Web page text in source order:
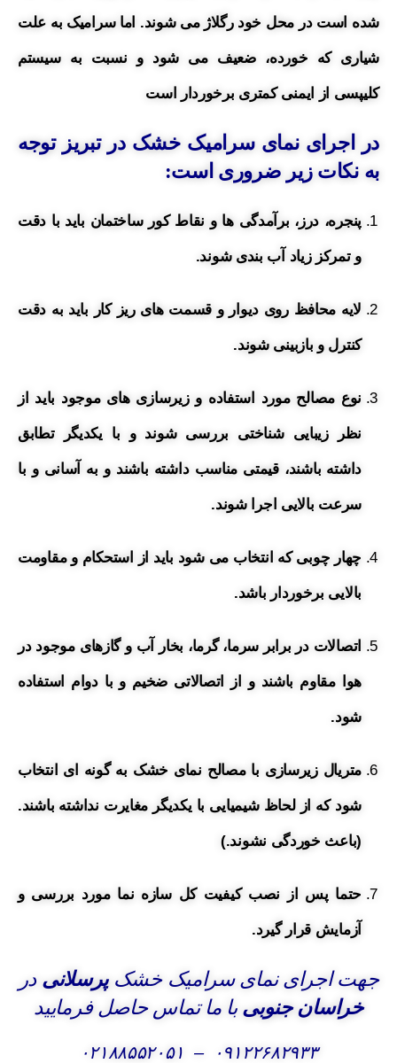
شده است در محل خود رگلاژ می شوند. اما سرامیک به علت
شیاری که خورده، ضعیف می شود و نسبت به سیستم
کلیپسی از ایمنی کمتری برخوردار است
در اجرای نمای سرامیک خشک در تبریز توجه
به نکات زیر ضروری است:
پنجره، درز، برآمدگی ها و نقاط کور ساختمان باید با دقت
و تمرکز زیاد آب بندی شوند.
لایه محافظ روی دیوار و قسمت های ریز کار باید به دقت
کنترل و بازبینی شوند.
نوع مصالح مورد استفاده و زیرسازی های موجود باید از
نظر زیبایی شناختی بررسی شوند و با یکدیگر تطابق
داشته باشند، قیمتی مناسب داشته باشند و به آسانی و با
سرعت بالایی اجرا شوند.
چهار چوبی که انتخاب می شود باید از استحکام و مقاومت
بالایی برخوردار باشد.
اتصالات در برابر سرما، گرما، بخار آب و گازهای موجود در
هوا مقاوم باشند و از اتصالاتی ضخیم و با دوام استفاده
شود.
متریال زیرسازی با مصالح نمای خشک به گونه ای انتخاب
شود که از لحاظ شیمیایی با یکدیگر مغایرت نداشته باشند.
(باعث خوردگی نشوند.)
حتما پس از نصب کیفیت کل سازه نما مورد بررسی و
آزمایش قرار گیرد.
جهت اجرای نمای سرامیک خشکپرسلانی در
خراسان جنوبیبا ما تماس حاصل فرمایید
۰۹۱۲۲۶۸۲۹۳۳ – ۰۲۱۸۸۵۵۲۰۵۱